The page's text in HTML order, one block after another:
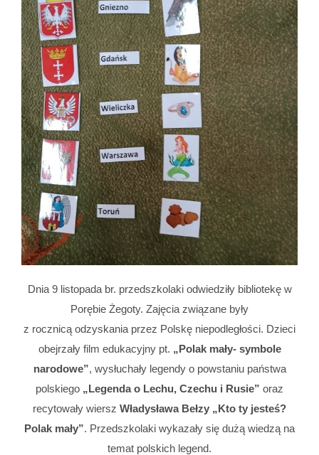
Dnia 9 listopada br. przedszkolaki odwiedziły bibliotekę w
Porębie Żegoty. Zajęcia związane były
z rocznicą odzyskania przez Polskę niepodległości. Dzieci
obejrzały film edukacyjny pt. „Polak mały- symbole
narodowe”, wysłuchały legendy o powstaniu państwa
polskiego „Legenda o Lechu, Czechu i Rusie” oraz
recytowały wiersz Władysława Bełzy „Kto ty jesteś?
Polak mały”. Przedszkolaki wykazały się dużą wiedzą na
temat polskich legend.